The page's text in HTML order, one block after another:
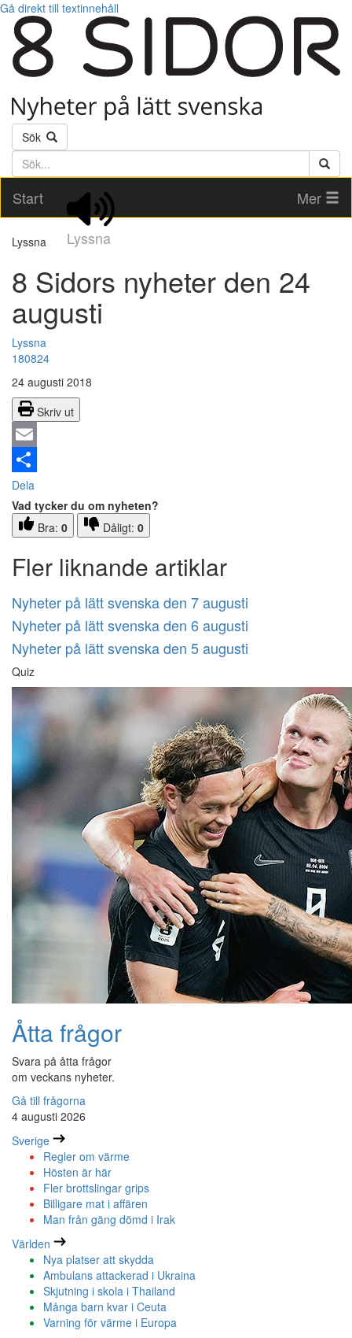
Gå direkt till textinnehåll
Sök
Söktext
Start
Lyssna
Mer
Lyssna
8 Sidors nyheter den 24
augusti
Lyssna
180824
24 augusti 2018
Skriv ut
Email
Dela
Vad tycker du om nyheten?
Bra: 0 Dåligt: 0
Fler liknande artiklar
Nyheter på lätt svenska den 7 augusti
Nyheter på lätt svenska den 6 augusti
Nyheter på lätt svenska den 5 augusti
Quiz
Åtta frågor
Svara på åtta frågor
om veckans nyheter.
Gå till frågorna
4 augusti 2026
Sverige
Regler om värme
Hösten är här
Fler brottslingar grips
Billigare mat i affären
Man från gäng dömd i Irak
Världen
Nya platser att skydda
Ambulans attackerad i Ukraina
Skjutning i skola i Thailand
Många barn kvar i Ceuta
Varning för värme i Europa